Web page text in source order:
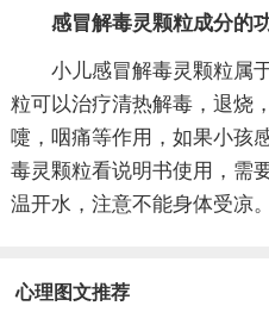
感冒解毒灵颗粒成分的
小儿感冒解毒灵颗粒属
粒可以治疗清热解毒，退烧
嚏，咽痛等作用，如果小孩
毒灵颗粒看说明书使用，需
温开水，注意不能身体受凉。
心理图文推荐